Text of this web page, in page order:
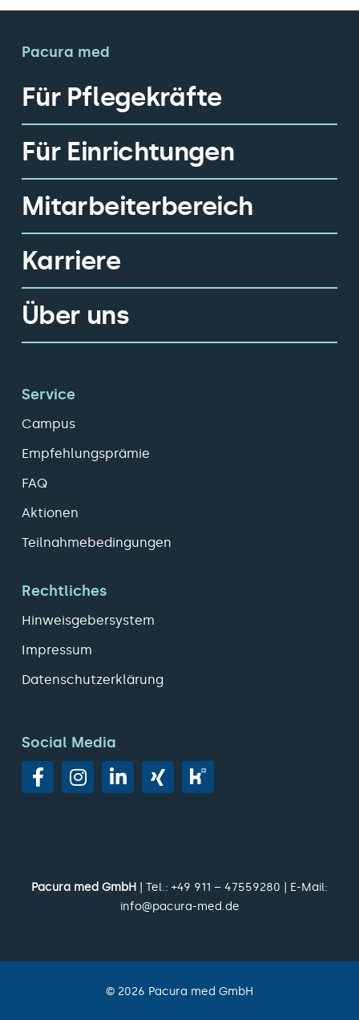
Pacura med
Für Pflegekräfte
Für Einrichtungen
Mitarbeiterbereich
Karriere
Über uns
Service
Campus
Empfehlungsprämie
FAQ
Aktionen
Teilnahmebedingungen
Rechtliches
Hinweisgebersystem
Impressum
Datenschutzerklärung
Social Media
Pacura med GmbH | Tel.: +49 911 – 47559280 | E-Mail:
info@pacura-med.de
© 2026 Pacura med GmbH